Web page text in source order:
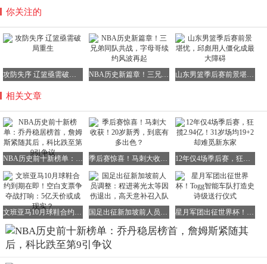
邓肯超越奥尼尔，稳定与攻防的胜利
邓肯位列第五，奥尼尔第六，这一对比颇具看点。奥尼尔的
巅峰时期确实更为猛烈，2000年至2002年连续三年夺得
FMVP，湖人三连冠期间他在低位的压制几乎无解。
然而，邓肯的优势在于长期稳定性。他19年职业生涯全部奉
献给马刺，拥有5个总冠军、2次常规赛MVP、3次FMVP和
15次全明星的荣誉，是马刺攻防体系的基石。
若仅看巅峰杀伤力，奥尼尔或许能排更高；但综合考虑长期
稳定性、攻防平衡和持续赢球能力，邓肯超越奥尼尔并不意
外。榜单中长期稳定性占据25%的权重，邓肯自然更占优
势。
你关注的
攻防失序 辽篮亟需破局重生 NBA历史新篇章！三兄弟同队共战，字母哥续约风波再起 山东男篮季后赛前景堪忧，邱彪用人僵化成最大障碍
相关文章
NBA历史前十新榜单：乔丹稳居榜首，詹姆斯紧随其后，科比跌至第9引争议 季后赛惊喜！马刺大收获！20岁新秀，到底有多出色？ 12年仅4场季后赛，狂揽2.94亿！31岁场均19+2却难觅新东家
文班亚马10月球鞋合约到期在即！空白支票争夺战打响：5亿天价或成现实？ 国足出征新加坡前人员调整：程进蒋光太等因伤退出，高天意补召入队 星月军团出征世界杯！Togg智能车队打造史诗级送行仪式